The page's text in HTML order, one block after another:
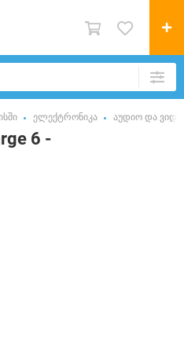
ელექტრონიკა აუდიო და
6 -